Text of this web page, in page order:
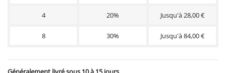
4 20% Jusqu'à 28,00 €
8 30% Jusqu'à 84,00 €